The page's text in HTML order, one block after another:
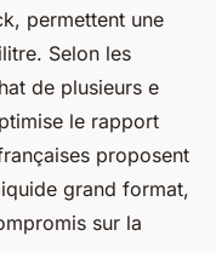
permettent une
Selon les
de plusieurs e
le rapport
proposent
grand format,
sur la